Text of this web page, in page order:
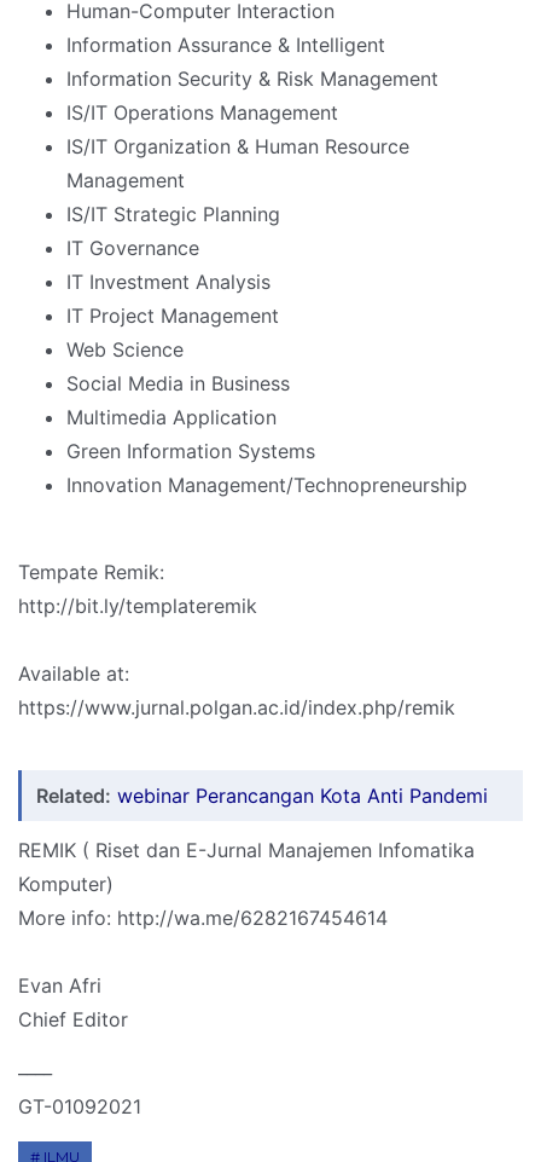
Human-Computer Interaction
Information Assurance & Intelligent
Information Security & Risk Management
IS/IT Operations Management
IS/IT Organization & Human Resource
Management
IS/IT Strategic Planning
IT Governance
IT Investment Analysis
IT Project Management
Web Science
Social Media in Business
Multimedia Application
Green Information Systems
Innovation Management/Technopreneurship
Tempate Remik:
http://bit.ly/templateremik
Available at:
https://www.jurnal.polgan.ac.id/index.php/remik
Related: webinar Perancangan Kota Anti Pandemi
REMIK ( Riset dan E-Jurnal Manajemen Infomatika
Komputer)
More info: http://wa.me/6282167454614
Evan Afri
Chief Editor
GT-01092021
ILMU